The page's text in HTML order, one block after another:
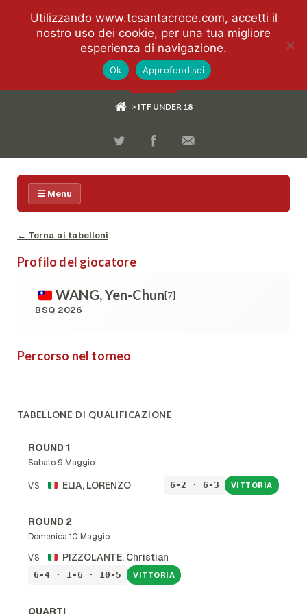
> ITF UNDER 18
☰ Menu
← Torna ai tabelloni
Profilo del giocatore
WANG, Yen-Chun[7]
BSQ 2026
Percorso nel torneo
TABELLONE DI QUALIFICAZIONE
ROUND 1
Sabato 9 Maggio
VS ELIA, LORENZO 6-2 · 6-3 VITTORIA
ROUND 2
Domenica 10 Maggio
VS
PIZZOLANTE, Christian
6-4 · 1-6 · 10-5 VITTORIA
QUARTI
Utilizzando www.tcsantacroce.com, accetti il
nostro uso dei cookie, per una tua migliore
esperienza di navigazione.
Ok Approfondisci